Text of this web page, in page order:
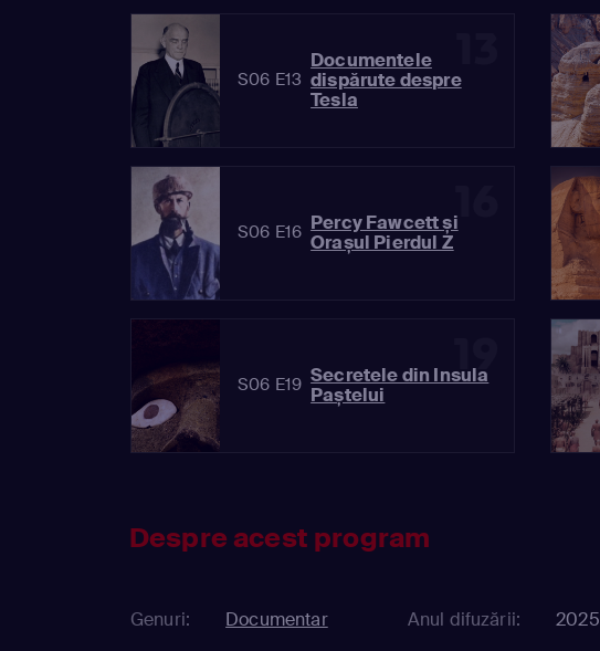
S06 E13
Documentele
dispărute despre
Tesla
16
S06 E16 Percy Fawcett și
Orașul Pierdul Z
19
S06 E19 Secretele din Insula
Paștelui
Despre acest program
Genuri: Documentar Anul difuzării: 2025